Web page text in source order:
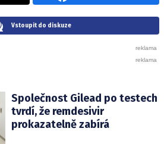
Vstoupit do diskuze
Společnost Gilead po testech
tvrdí, že remdesivir
prokazatelně zabírá